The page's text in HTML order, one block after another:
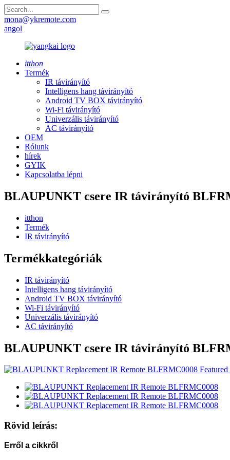
mona@ykremote.com
angol
itthon
Termék
IR távirányító
Intelligens hang távirányító
Android TV BOX távirányító
Wi-Fi távirányító
Univerzális távirányító
AC távirányító
OEM
Rólunk
hírek
GYIK
Kapcsolatba lépni
BLAUPUNKT csere IR távirányító
itthon
Termék
IR távirányító
Termékkategóriák
IR távirányító
Intelligens hang távirányító
Android TV BOX távirányító
Wi-Fi távirányító
Univerzális távirányító
AC távirányító
BLAUPUNKT csere IR távirányító
Rövid leírás:
Erről a cikkről